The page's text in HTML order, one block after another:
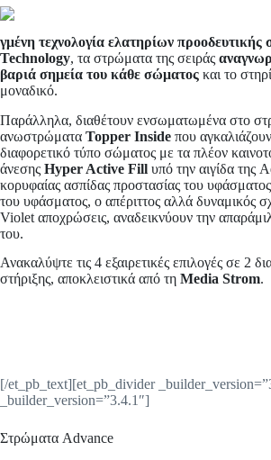
γμένη τεχνολογία ελατηρίων προοδευτικής
Technology, τα στρώματα της σειράς
βαριά σημεία του κάθε σώματος και το
μοναδικό.
Παράλληλα, διαθέτουν ενσωματωμένα στο
ανωστρώματα Topper Inside που
διαφορετικό τύπο σώματος με τα πλέον
άνεσης Hyper Active Fill υπό την αιγίδα της
κορυφαίας ασπίδας προστασίας του
του υφάσματος, ο απέριττος αλλά δυναμικός
Violet αποχρώσεις, αναδεικνύουν την
του.
Ανακαλύψτε τις 4 εξαιρετικές επιλογές σε 2
στήριξης, αποκλειστικά από τη Media Strom.
[/et_pb_text][et_pb_divider
_builder_version=”3.4.1″]
Στρώματα Advance